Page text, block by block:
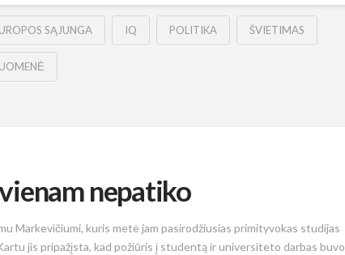
SĄJUNGA IQ POLITIKA ŠVIETIMAS
nepatiko
Markevičiumi, kuris metė jam pasirodžiusias primityvokas studijas
jis pripažįsta, kad požiūris į studentą ir universiteto darbas buvo